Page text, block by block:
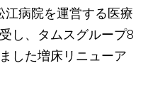
病院を運営する医療
し、タムスグループ8
した増床リニューア